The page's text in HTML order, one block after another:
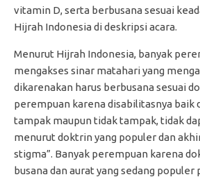
vitamin D, serta berbusana sesuai
Hijrah Indonesia di deskripsi acara.
Menurut Hijrah Indonesia, banyak
mengakses sinar matahari yang
dikarenakan harus berbusana sesuai
perempuan karena disabilitasnya baik
tampak maupun tidak tampak, tidak
menurut doktrin yang populer dan
stigma”. Banyak perempuan karena
busana dan aurat yang sedang populer